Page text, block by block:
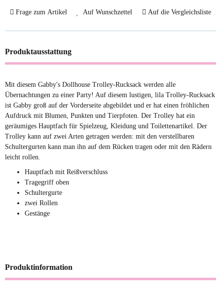
Frage zum Artikel Auf Wunschzettel Auf die Vergleichsliste
Produktausstattung
Mit diesem Gabby's Dollhouse Trolley-Rucksack werden alle
Übernachtungen zu einer Party! Auf diesem lustigen, lila Trolley-Rucksack
ist Gabby groß auf der Vorderseite abgebildet und er hat einen fröhlichen
Aufdruck mit Blumen, Punkten und Tierpfoten. Der Trolley hat ein
geräumiges Hauptfach für Spielzeug, Kleidung und Toilettenartikel. Der
Trolley kann auf zwei Arten getragen werden: mit den verstellbaren
Schultergurten kann man ihn auf dem Rücken tragen oder mit den Rädern
leicht rollen.
Hauptfach mit Reißverschluss
Tragegriff oben
Schultergurte
zwei Rollen
Gestänge
Produktinformation